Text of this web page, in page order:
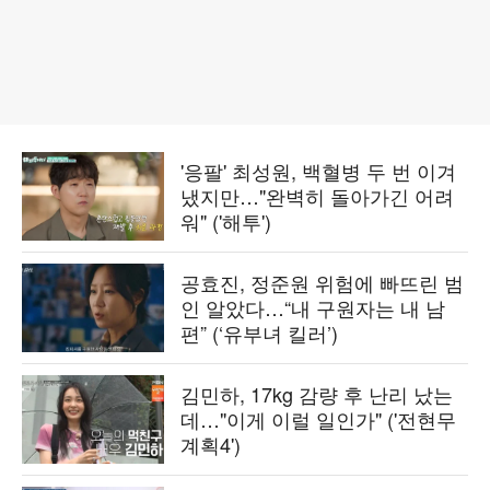
'응팔' 최성원, 백혈병 두 번 이겨
냈지만…"완벽히 돌아가긴 어려
워" ('해투')
공효진, 정준원 위험에 빠뜨린 범
인 알았다…“내 구원자는 내 남
편” (‘유부녀 킬러’)
김민하, 17kg 감량 후 난리 났는
데…"이게 이럴 일인가" ('전현무
계획4')